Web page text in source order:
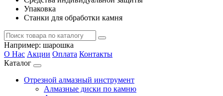
Упаковка
Станки для обработки камня
Например: шарошка
О Нас Акции Оплата Контакты
Каталог
Отрезной алмазный инструмент
Алмазные диски по камню